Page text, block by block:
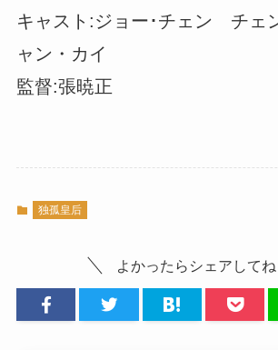
キャスト:ジョー･チェン チェ
ャン・カイ
監督:張暁正
独孤皇后
よかったらシェアしてね